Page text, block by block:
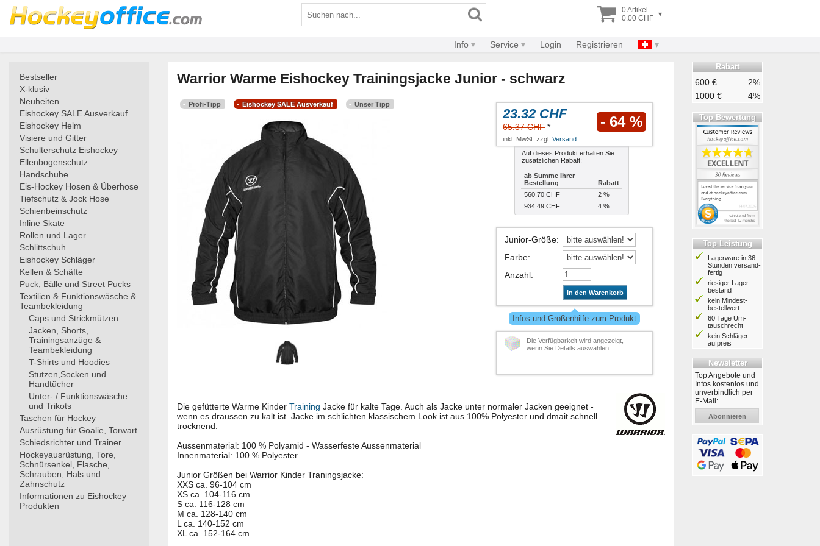
0 Artikel
0.00 CHF ▾
Info Service Login Registrieren
Bestseller
X-klusiv
Neuheiten
Eishockey SALE Ausverkauf
Eishockey Helm
Visiere und Gitter
Schulterschutz Eishockey
Ellenbogenschutz
Handschuhe
Eis-Hockey Hosen & Überhose
Tiefschutz & Jock Hose
Schienbeinschutz
Inline Skate
Rollen und Lager
Schlittschuh
Eishockey Schläger
Kellen & Schäfte
Puck, Bälle und Street Pucks
Textilien & Funktionswäsche &
Teambekleidung
Caps und Strickmützen
Jacken, Shorts,
Trainingsanzüge &
Teambekleidung
T-Shirts und Hoodies
Stutzen,Socken und
Handtücher
Unter- / Funktionswäsche
und Trikots
Taschen für Hockey
Ausrüstung für Goalie, Torwart
Schiedsrichter und Trainer
Hockeyausrüstung, Tore,
Schnürsenkel, Flasche,
Schrauben, Hals und
Zahnschutz
Informationen zu Eishockey
Produkten
Warrior Warme Eishockey Trainingsjacke Junior - schwarz
Profi-Tipp Eishockey SALE Ausverkauf Unser Tipp
23.32 CHF
65.37 CHF * - 64 %
inkl. MwSt. zzgl. Versand
Auf dieses Produkt erhalten Sie
zusätzlichen Rabatt:
ab Summe Ihrer
Bestellung
Rabatt
560.70 CHF
2 %
934.49 CHF
4 %
Junior-Größe:
Farbe:
Anzahl:
In den Warenkorb
Infos und Größenhilfe zum Produkt
Die Verfügbarkeit wird angezeigt,
wenn Sie Details auswählen.
Die gefütterte Warme Kinder Training Jacke für kalte Tage. Auch als Jacke unter normaler Jacken geeignet -
wenn es draussen zu kalt ist. Jacke im schlichten klassischem Look ist aus 100% Polyester und dmait schnell
trocknend.
Aussenmaterial: 100 % Polyamid - Wasserfeste Aussenmaterial
Innenmaterial: 100 % Polyester
Junior Größen bei Warrior Kinder Traningsjacke:
XXS ca. 96-104 cm
XS ca. 104-116 cm
S ca. 116-128 cm
M ca. 128-140 cm
L ca. 140-152 cm
XL ca. 152-164 cm
Rabatt
600 €
2%
1000 €
4%
Top Bewertung
Top Leistung
Lagerware in 36
Stunden ver­sand­
fertig
riesiger Lager­
bestand
kein Mindest­
bestell­wert
60 Tage Um­
tausch­recht
kein Schläger­
aufpreis
Newsletter
Top Angebote und
Infos kostenlos und
unverbindlich per
E-Mail:
Abonnieren